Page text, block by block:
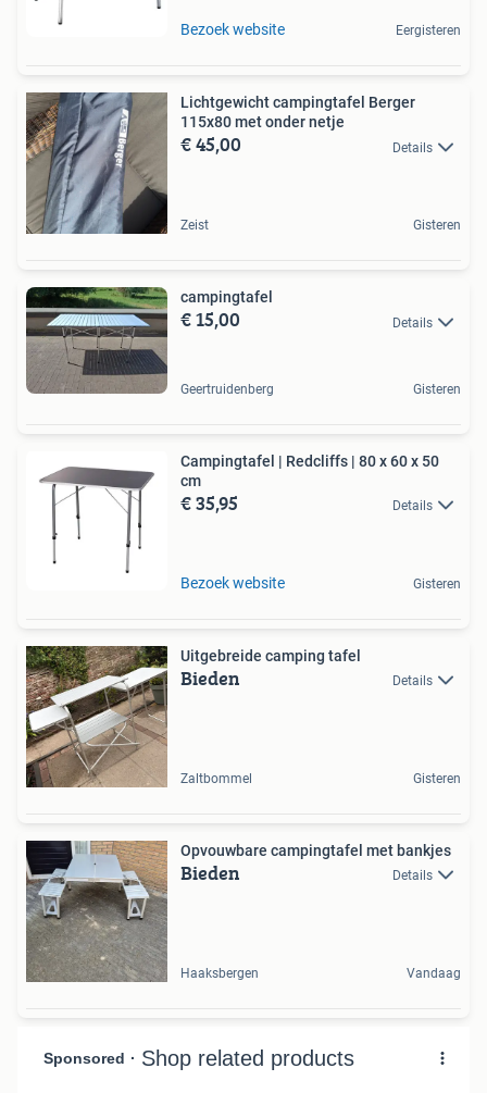
Bezoek website Eergisteren
Lichtgewicht campingtafel Berger
115x80 met onder netje
€ 45,00 Details
Zeist Gisteren
campingtafel
€ 15,00 Details
Geertruidenberg Gisteren
Campingtafel | Redcliffs | 80 x 60 x 50
cm
€ 35,95 Details
Bezoek website Gisteren
Uitgebreide camping tafel
Bieden Details
Zaltbommel Gisteren
Opvouwbare campingtafel met bankjes
Bieden Details
Haaksbergen Vandaag